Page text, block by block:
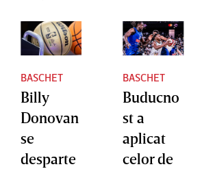
BASCHET
Billy
Donovan
se
desparte
BASCHET
Buducno
st a
aplicat
celor de